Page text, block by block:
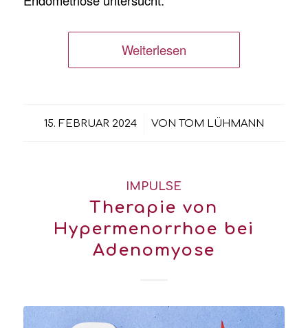
Weiterlesen
15. FEBRUAR 2024
/ VON TOM LÜHMANN
IMPULSE
Therapie von
Hypermenorrhoe bei
Adenomyose